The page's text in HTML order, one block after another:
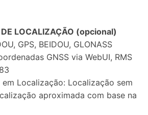
LOCALIZAÇÃO (opcional)
GPS, BEIDOU, GLONASS
GNSS via WebUI, RMS
Localização: Localização sem
aproximada com base na